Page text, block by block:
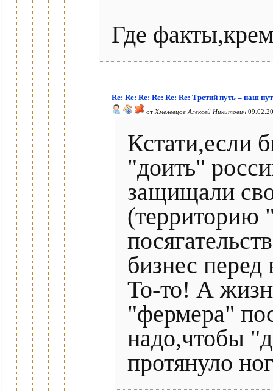
Где
Re: Re: Re: Re: Re: Re: Третий путь – наш
от Хмелевцов Алексей Никитович
Кстати,если
"доить"
защищали
(территорию
бизнес
То-то! А
"фермера"
надо,чтобы
протянуло